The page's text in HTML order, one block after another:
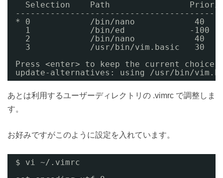
Selection    Path
* 0            /bin/nano            40
1            /bin/ed             -100
2            /bin/nano            40
3            /usr/bin/vim.basic   30
Press <enter> to keep the current
update-alternatives: using /usr/bin/
あとは利用するユーザーディレクトリの .vimrc で調整しま
す。
お好みですがこのように設定を入れています。
$ vi ~/.vimrc